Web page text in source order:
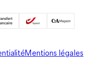
Mentions légales